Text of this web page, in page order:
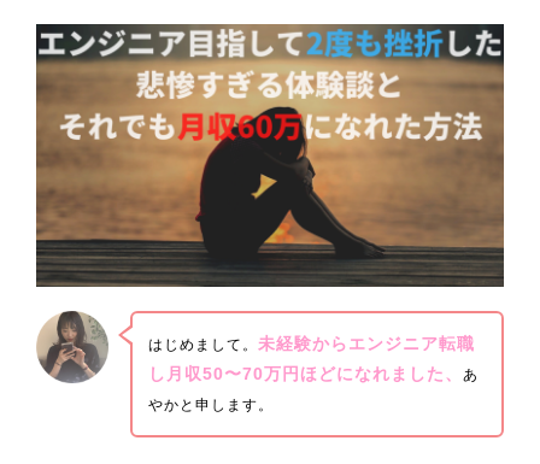
はじめまして。 未経験からエンジニア転職
し月収50〜70万円ほどになれました、 あ
やかと申します。